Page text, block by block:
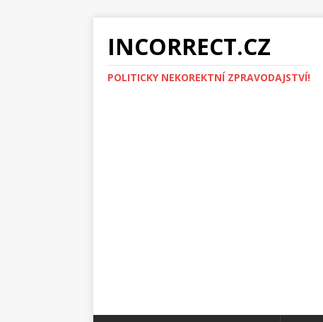
INCORRECT.CZ
POLITICKY NEKOREKTNÍ ZPRAVODAJSTVÍ!